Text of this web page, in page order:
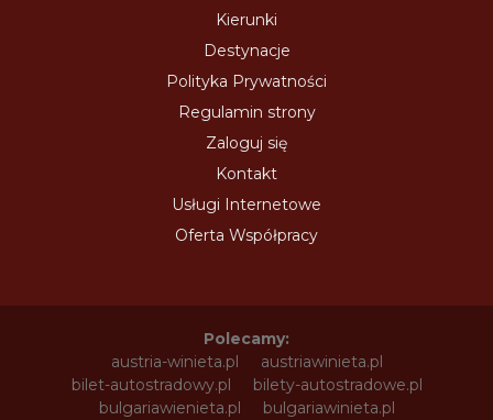
Kierunki
Destynacje
Polityka Prywatności
Regulamin strony
Zaloguj się
Kontakt
Usługi Internetowe
Oferta Współpracy
Polecamy:
austria-winieta.pl
austriawinieta.pl
bilet-autostradowy.pl
bilety-autostradowe.pl
bulgariawienieta.pl
bulgariawinieta.pl